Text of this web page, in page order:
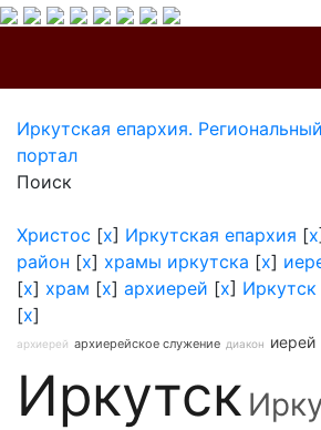
Иркутская епархия.
портал
Поиск
Христос [x] Иркутская епархия [x]
район [x] храмы иркутска [x]
[x] храм [x] архиерей [x] Иркутск
[x]
архиерей архиерейское служение диакон иерей
Иркутск